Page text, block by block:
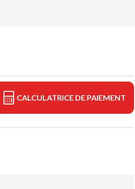
CALCULATRICE DE PAIEMENT